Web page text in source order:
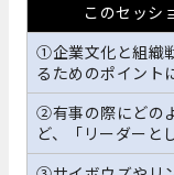
このセッシ
①企業文化と組織
るためのポイント
②有事の際にどの
ど、「リーダーと